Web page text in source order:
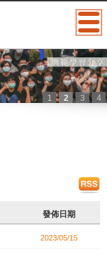
1 2 3
4
發佈日期
2023/05/15